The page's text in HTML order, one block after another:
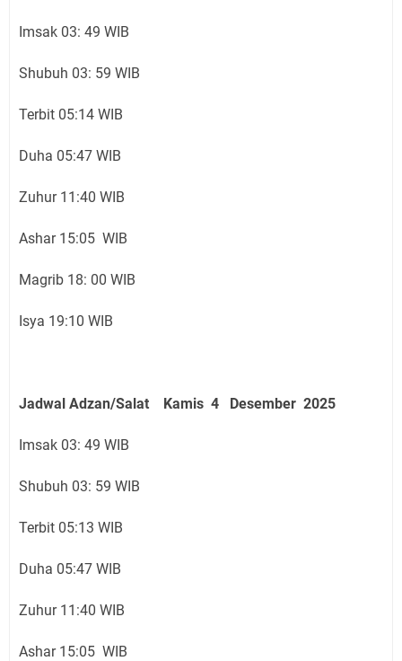
Imsak 03: 49 WIB
Shubuh 03: 59 WIB
Terbit 05:14 WIB
Duha 05:47 WIB
Zuhur 11:40 WIB
Ashar 15:05 WIB
Magrib 18: 00 WIB
Isya 19:10 WIB
Jadwal Adzan/Salat Kamis 4 Desember 2025
Imsak 03: 49 WIB
Shubuh 03: 59 WIB
Terbit 05:13 WIB
Duha 05:47 WIB
Zuhur 11:40 WIB
Ashar 15:05 WIB